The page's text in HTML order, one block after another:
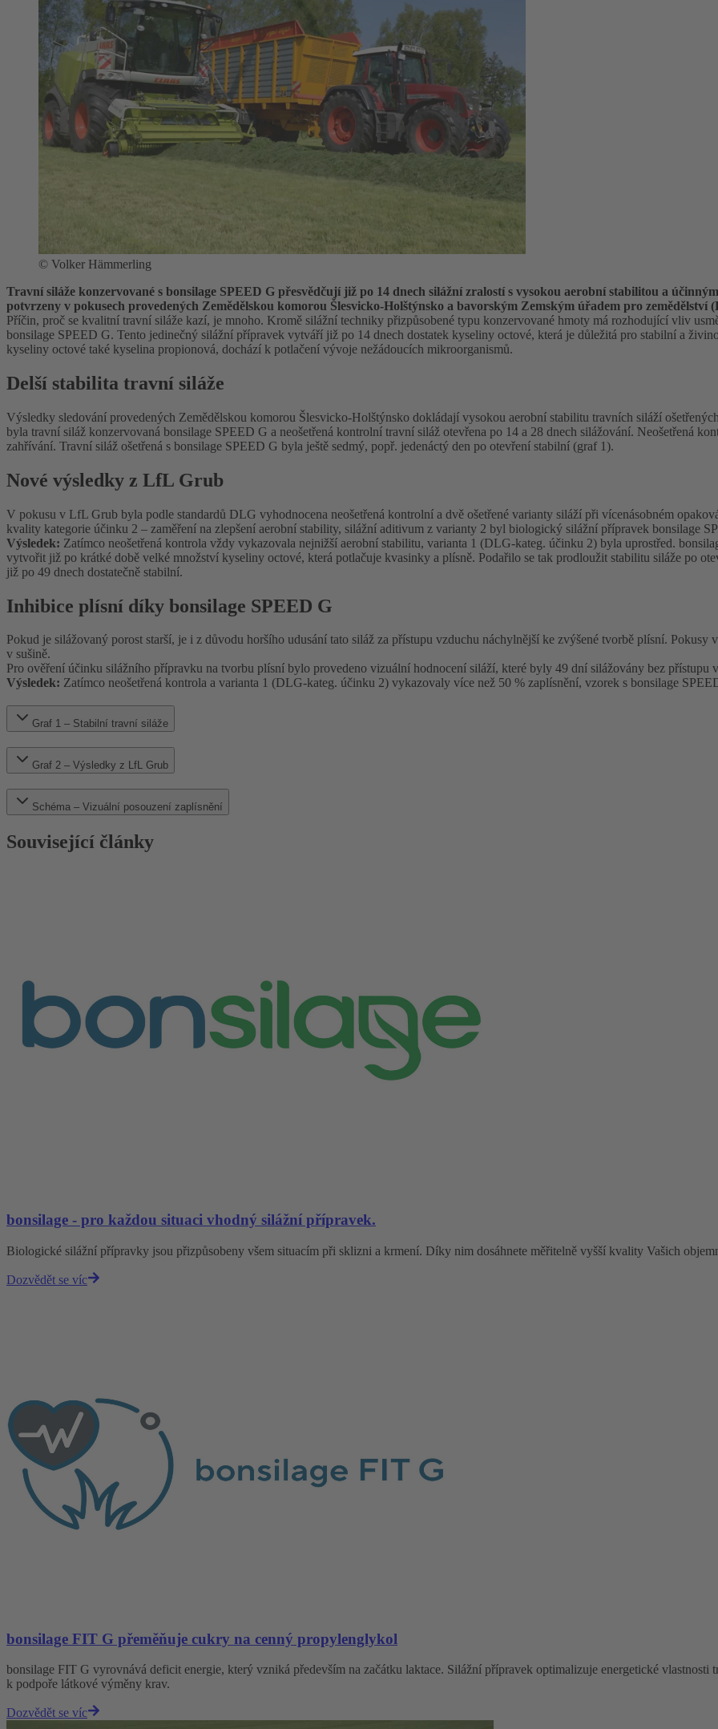
© Volker Hämmerling
Travní siláže konzervované s bonsilage SPEED G přesvědčují již po 14 dnech silážní zralostí s vysokou aerobní stabilitou a
potvrzeny v pokusech provedených Zemědělskou komorou Šlesvicko-Holštýnsko a bavorským Zemským úřadem pro
Příčin, proč se kvalitní travní siláže kazí, je mnoho. Kromě silážní techniky přizpůsobené typu konzervované hmoty má rozhodující vliv
bonsilage SPEED G. Tento jedinečný silážní přípravek vytváří již po 14 dnech dostatek kyseliny octové, která je důležitá pro stabilní a
kyseliny octové také kyselina propionová, dochází k potlačení vývoje nežádoucích mikroorganismů.
Delší stabilita travní siláže
Výsledky sledování provedených Zemědělskou komorou Šlesvicko-Holštýnsko dokládají vysokou aerobní stabilitu travních siláží
byla travní siláž konzervovaná bonsilage SPEED G a neošetřená kontrolní travní siláž otevřena po 14 a 28 dnech silážování. Neošetřená
zahřívání. Travní siláž ošetřená s bonsilage SPEED G byla ještě sedmý, popř. jedenáctý den po otevření stabilní (graf 1).
Nové výsledky z LfL Grub
V pokusu v LfL Grub byla podle standardů DLG vyhodnocena neošetřená kontrolní a dvě ošetřené varianty siláží při vícenásobném
kvality kategorie účinku 2 – zaměření na zlepšení aerobní stability, silážní aditivum z varianty 2 byl biologický silážní přípravek bonsilage
Výsledek: Zatímco neošetřená kontrola vždy vykazovala nejnižší aerobní stabilitu, varianta 1 (DLG-kateg. účinku 2) byla uprostřed.
vytvořit již po krátké době velké množství kyseliny octové, která potlačuje kvasinky a plísně. Podařilo se tak prodloužit stabilitu siláže po
již po 49 dnech dostatečně stabilní.
Inhibice plísní díky bonsilage SPEED G
Pokud je silážovaný porost starší, je i z důvodu horšího udusání tato siláž za přístupu vzduchu náchylnější ke zvýšené tvorbě plísní.
v sušině.
Pro ověření účinku silážního přípravku na tvorbu plísní bylo provedeno vizuální hodnocení siláží, které byly 49 dní silážovány bez přístupu
Výsledek: Zatímco neošetřená kontrola a varianta 1 (DLG-kateg. účinku 2) vykazovaly více než 50 % zaplísnění, vzorek s bonsilage
Graf 1 – Stabilní travní siláže
Graf 2 – Výsledky z LfL Grub
Schéma – Vizuální posouzení zaplísnění
Související články
bonsilage - pro každou situaci vhodný silážní přípravek.
Biologické silážní přípravky jsou přizpůsobeny všem situacím při sklizni a krmení. Díky nim dosáhnete měřitelně vyšší kvality Vašich
Dozvědět se víc
bonsilage FIT G přeměňuje cukry na cenný propylenglykol
bonsilage FIT G vyrovnává deficit energie, který vzniká především na začátku laktace. Silážní přípravek optimalizuje energetické
k podpoře látkové výměny krav.
Dozvědět se víc